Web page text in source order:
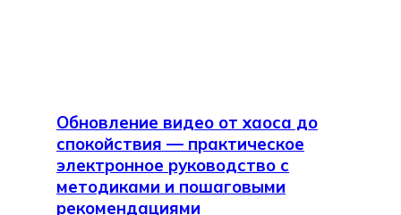
Обновление видео от хаоса до
спокойствия — практическое
электронное руководство с
методиками и пошаговыми
рекомендациями